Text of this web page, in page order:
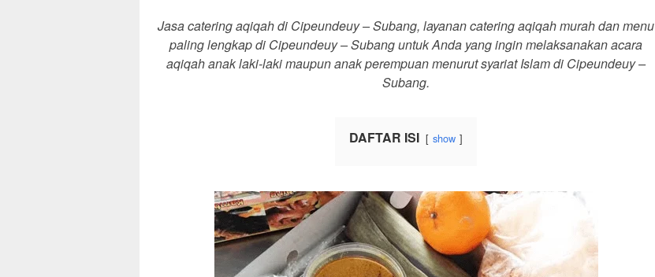
Jasa catering aqiqah di Cipeundeuy – Subang, layanan catering aqiqah murah dan menu
paling lengkap di Cipeundeuy – Subang untuk Anda yang ingin melaksanakan acara
aqiqah anak laki-laki maupun anak perempuan menurut syariat Islam di Cipeundeuy –
Subang.
DAFTAR ISI show